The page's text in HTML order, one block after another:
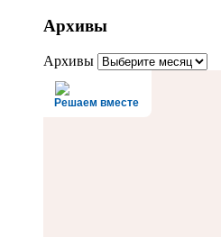
Архивы
Архивы
Решаем вместе